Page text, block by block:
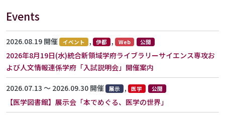
Events
2026.08.19 開催 イベント , 伊都 , Web 公開
2026年8月19日(水)統合新領域学府ライブラリーサイエンス専攻お
よび人文情報連係学府「入試説明会」開催案内
2026.07.13 〜 2026.09.30 開催 展示 , 医学 公開
【医学図書館】展示会「本でめぐる、医学の世界」